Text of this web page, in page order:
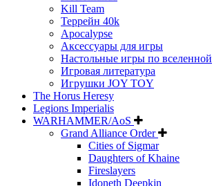
Kill Team
Террейн 40k
Apocalypse
Аксессуары для игры
Настольные игры по вселенной
Игровая литература
Игрушки JOY TOY
The Horus Heresy
Legions Imperialis
WARHAMMER/AoS
Grand Alliance Order
Cities of Sigmar
Daughters of Khaine
Fireslayers
Idoneth Deepkin